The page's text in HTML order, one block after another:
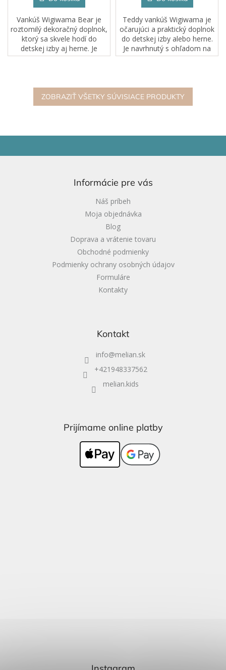
Vankúš Wigiwama Bear je
roztomilý dekoračný doplnok,
ktorý sa skvele hodí do
detskej izby aj herne. Je
navrhnutý s ohľadom na deti
medvedím uškám je ideálny...
Teddy vankúš Wigiwama je
očarujúci a praktický doplnok
do detskej izby alebo herne.
Je navrhnutý s ohľadom na
deti a vďaka roztomilým
ako útulný vankúšik...
ZOBRAZIŤ VŠETKY SÚVISIACE PRODUKTY
Informácie pre vás
Náš príbeh
Moja objednávka
Blog
Doprava a vrátenie tovaru
Obchodné podmienky
Podmienky ochrany osobných údajov
Formuláre
Kontakty
Kontakt
info@melian.sk
+421948337562
melian.kids
Prijímame online platby